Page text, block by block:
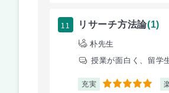
11 リサーチ方法論(1)
朴先生
授業が面白く、留学
充実 5